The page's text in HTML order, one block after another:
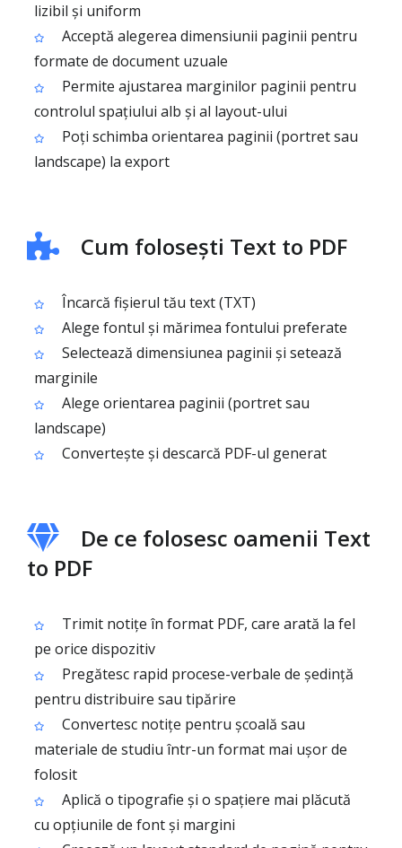
lizibil și uniform
Acceptă alegerea dimensiunii paginii pentru
formate de document uzuale
Permite ajustarea marginilor paginii pentru
controlul spațiului alb și al layout-ului
Poți schimba orientarea paginii (portret sau
landscape) la export
Cum folosești Text to PDF
Încarcă fișierul tău text (TXT)
Alege fontul și mărimea fontului preferate
Selectează dimensiunea paginii și setează
marginile
Alege orientarea paginii (portret sau
landscape)
Convertește și descarcă PDF-ul generat
De ce folosesc oamenii Text
to PDF
Trimit notițe în format PDF, care arată la fel
pe orice dispozitiv
Pregătesc rapid procese-verbale de ședință
pentru distribuire sau tipărire
Convertesc notițe pentru școală sau
materiale de studiu într-un format mai ușor de
folosit
Aplică o tipografie și o spațiere mai plăcută
cu opțiunile de font și margini